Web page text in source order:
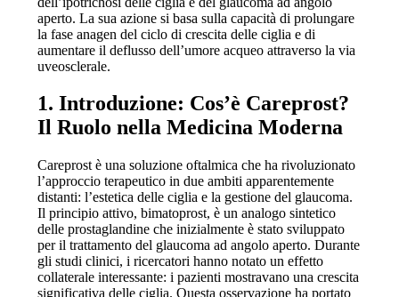
aperto. La sua azione si basa sulla capacità di prolungare
la fase anagen del ciclo di crescita delle ciglia e di
aumentare il deflusso dell’umore acqueo attraverso la via
uveosclerale.
1. Introduzione: Cos’è Careprost?
Il Ruolo nella Medicina Moderna
Careprost è una soluzione oftalmica che ha rivoluzionato
l’approccio terapeutico in due ambiti apparentemente
distanti: l’estetica delle ciglia e la gestione del glaucoma.
Il principio attivo, bimatoprost, è un analogo sintetico
delle prostaglandine che inizialmente è stato sviluppato
per il trattamento del glaucoma ad angolo aperto. Durante
gli studi clinici, i ricercatori hanno notato un effetto
collaterale interessante: i pazienti mostravano una crescita
significativa delle ciglia. Questa osservazione ha portato